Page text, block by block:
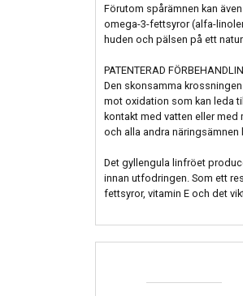
Förutom spårämnen kan
omega-3-fettsyror (alfa-
huden och pälsen på ett
PATENTERAD
Den skonsamma
mot oxidation som kan leda
kontakt med vatten eller
och alla andra
Det gyllengula linfröet
innan utfodringen. Som ett
fettsyror, vitamin E och det